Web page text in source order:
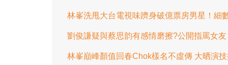
林峯洗甩大台電視味躋身破億票房男星！細
劉俊謙疑與蔡思韵有感情磨擦?公開指罵女
林峯巔峰顏值回春Chok樣名不虛傳 大晒演